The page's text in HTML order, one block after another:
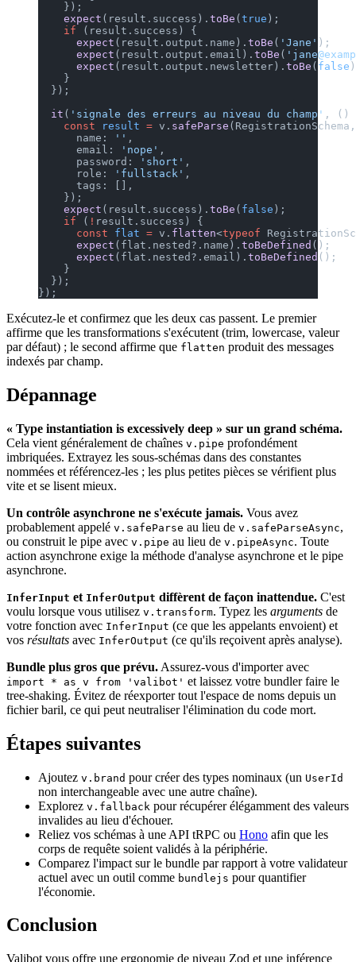
    });
    expect
(result.success). toBe ( true );
    if
(result.success) {
      expect
(result.output.name). toBe ( 'Jane' );
      expect
(result.output.email). toBe (
      expect
(result.output.newsletter). toBe ( false
    }
  });
  it
( 'signale des erreurs au niveau du champ' , ()
    const
result = v. safeParse
      name:
'' ,
      email:
'nope' ,
      password:
'short' ,
      role:
'fullstack' ,
      tags: [],
    });
    expect
(result.success). toBe ( false );
    if
( ! result.success) {
      const
flat = v. flatten<typeof
      expect
(flat.nested?.name). toBeDefined ();
      expect
(flat.nested?.email). toBeDefined ();
    }
  });
});
Exécutez-le et confirmez que les deux cas passent. Le premier
affirme que les transformations s'exécutent (trim, lowercase, valeur
par défaut) ; le second affirme que flatten produit des messages
indexés par champ.
Dépannage
« Type instantiation is excessively deep » sur un grand schéma.
Cela vient généralement de chaînes v.pipe profondément
imbriquées. Extrayez les sous-schémas dans des constantes
nommées et référencez-les ; les plus petites pièces se vérifient plus
vite et se lisent mieux.
Un contrôle asynchrone ne s'exécute jamais. Vous avez
probablement appelé v.safeParse au lieu de v.safeParseAsync,
ou construit le pipe avec v.pipe au lieu de v.pipeAsync. Toute
action asynchrone exige la méthode d'analyse asynchrone et le pipe
asynchrone.
InferInput et InferOutput diffèrent de façon inattendue. C'est
voulu lorsque vous utilisez v.transform. Typez les arguments de
votre fonction avec InferInput (ce que les appelants envoient) et
vos résultats avec InferOutput (ce qu'ils reçoivent après analyse).
Bundle plus gros que prévu. Assurez-vous d'importer avec
import * as v from 'valibot' et laissez votre bundler faire le
tree-shaking. Évitez de réexporter tout l'espace de noms depuis un
fichier baril, ce qui peut neutraliser l'élimination du code mort.
Étapes suivantes
Ajoutez v.brand pour créer des types nominaux (un UserId
non interchangeable avec une autre chaîne).
Explorez v.fallback pour récupérer élégamment des valeurs
invalides au lieu d'échouer.
Reliez vos schémas à une API tRPC ou Hono afin que les
corps de requête soient validés à la périphérie.
Comparez l'impact sur le bundle par rapport à votre validateur
actuel avec un outil comme bundlejs pour quantifier
l'économie.
Conclusion
Valibot vous offre une ergonomie de niveau Zod et une inférence